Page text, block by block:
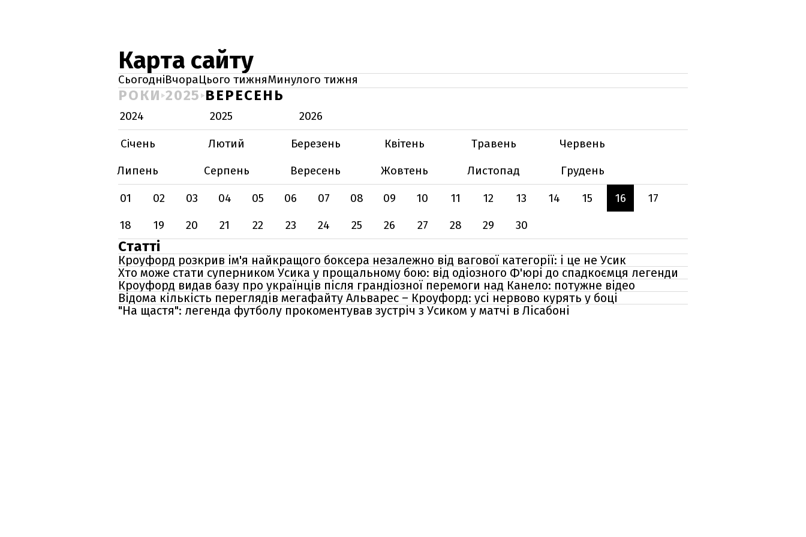
Карта сайту
СьогодніВчораЦього тижняМинулого тижня
РОКИ 2025 ВЕРЕСЕНЬ
2024 2025
2026
Січень
Лютий Березень Квітень Травень
Червень
Липень
Серпень Вересень Жовтень Листопад
Грудень
01
02 03 04 05 06 07 08 09 10 11 12 13 14 15 16
17
18
19 20 21 22 23 24 25 26 27 28 29 30
Статті
Кроуфорд розкрив ім'я найкращого боксера незалежно від вагової категорії: і це не Усик
Хто може стати суперником Усика у прощальному бою: від одіозного Ф'юрі до спадкоємця легенди
Кроуфорд видав базу про українців після грандіозної перемоги над Канело: потужне відео
Відома кількість переглядів мегафайту Альварес – Кроуфорд: усі нервово курять у боці
"На щастя": легенда футболу прокоментував зустріч з Усиком у матчі в Лісабоні